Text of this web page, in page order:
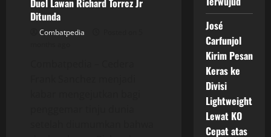
Ditunda
Combatpedia
José
Carfunjol
Kirim Pesan
Keras ke
Divisi
Lightweight
Lewat KO
Cepat atas